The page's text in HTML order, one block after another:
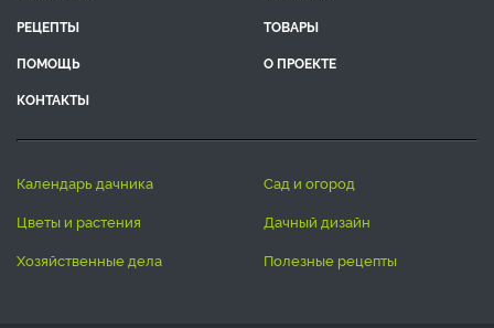
РЕЦЕПТЫ
ТОВАРЫ
ПОМОЩЬ
О ПРОЕКТЕ
КОНТАКТЫ
календарь дачника
сад и огород
цветы и растения
дачный дизайн
хозяйственные дела
полезные рецепты